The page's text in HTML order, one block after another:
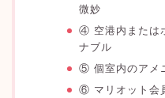
微妙
④ 空港内または
ナブル
⑤ 個室内のアメ
⑥ マリオット会